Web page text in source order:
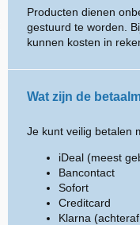
Producten dienen
gestuurd te worden.
kunnen kosten in
Wat zijn de
Je kunt veilig betalen
iDeal (meest
Bancontact
Sofort
Creditcard
Klarna